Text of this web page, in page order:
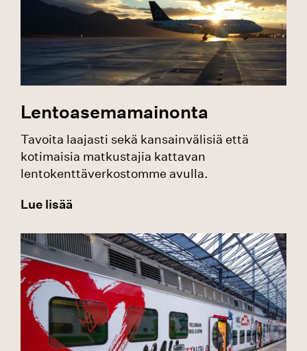
Lentoasemamainonta
Tavoita laajasti sekä kansainvälisiä että
kotimaisia matkustajia kattavan
lentokenttäverkostomme avulla.
Lue lisää